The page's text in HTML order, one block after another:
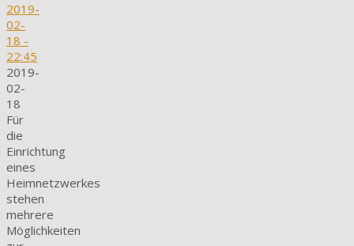
2019-
02-
18 -
22:45
2019-
02-
18
Für
die
Einrichtung
eines
Heimnetzwerkes
stehen
mehrere
Möglichkeiten